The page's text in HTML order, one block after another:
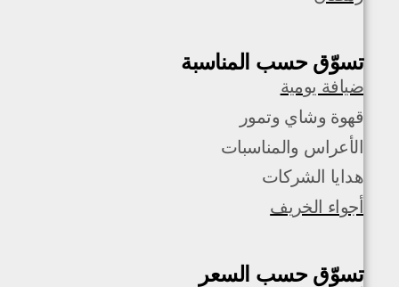
تسوّق حسب المناسبة
ضيافة يومية
قهوة وشاي وتمور
الأعراس والمناسبات
هدايا الشركات
أجواء الخريف
تسوّق حسب السعر